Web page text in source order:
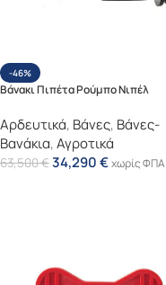
-46%
Βάνακι Πιπέτα Ρούμπο Νιπέλ
Αρδευτικά, Βάνες, Βάνες-
Βανάκια,Αγροτικά
63,500€34,290€χωρίς ΦΠΑ